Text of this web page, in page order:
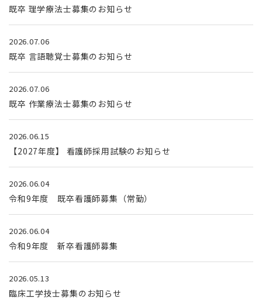
既卒 理学療法士募集のお知らせ
2026.07.06
既卒 言語聴覚士募集のお知らせ
2026.07.06
既卒 作業療法士募集のお知らせ
2026.06.15
【2027年度】 看護師採用試験のお知らせ
2026.06.04
令和9年度 既卒看護師募集（常勤）
2026.06.04
令和9年度 新卒看護師募集
2026.05.13
臨床工学技士募集のお知らせ